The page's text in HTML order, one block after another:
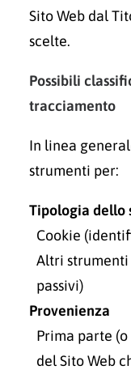
Sito Web dal
scelte.
Possibili
tracciamento
In linea
strumenti per:
Tipologia dello
Cookie
Altri
passivi)
Provenienza
Prima parte (o
del Sito Web